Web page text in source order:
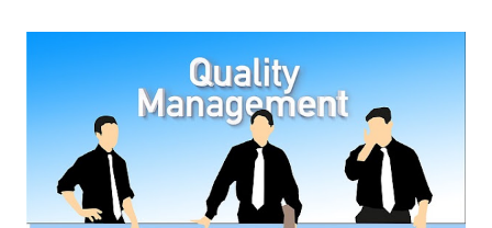
meninjau informasi tentang isu internal dan eksternal.
Sumber: SNI ISO 9001:2015